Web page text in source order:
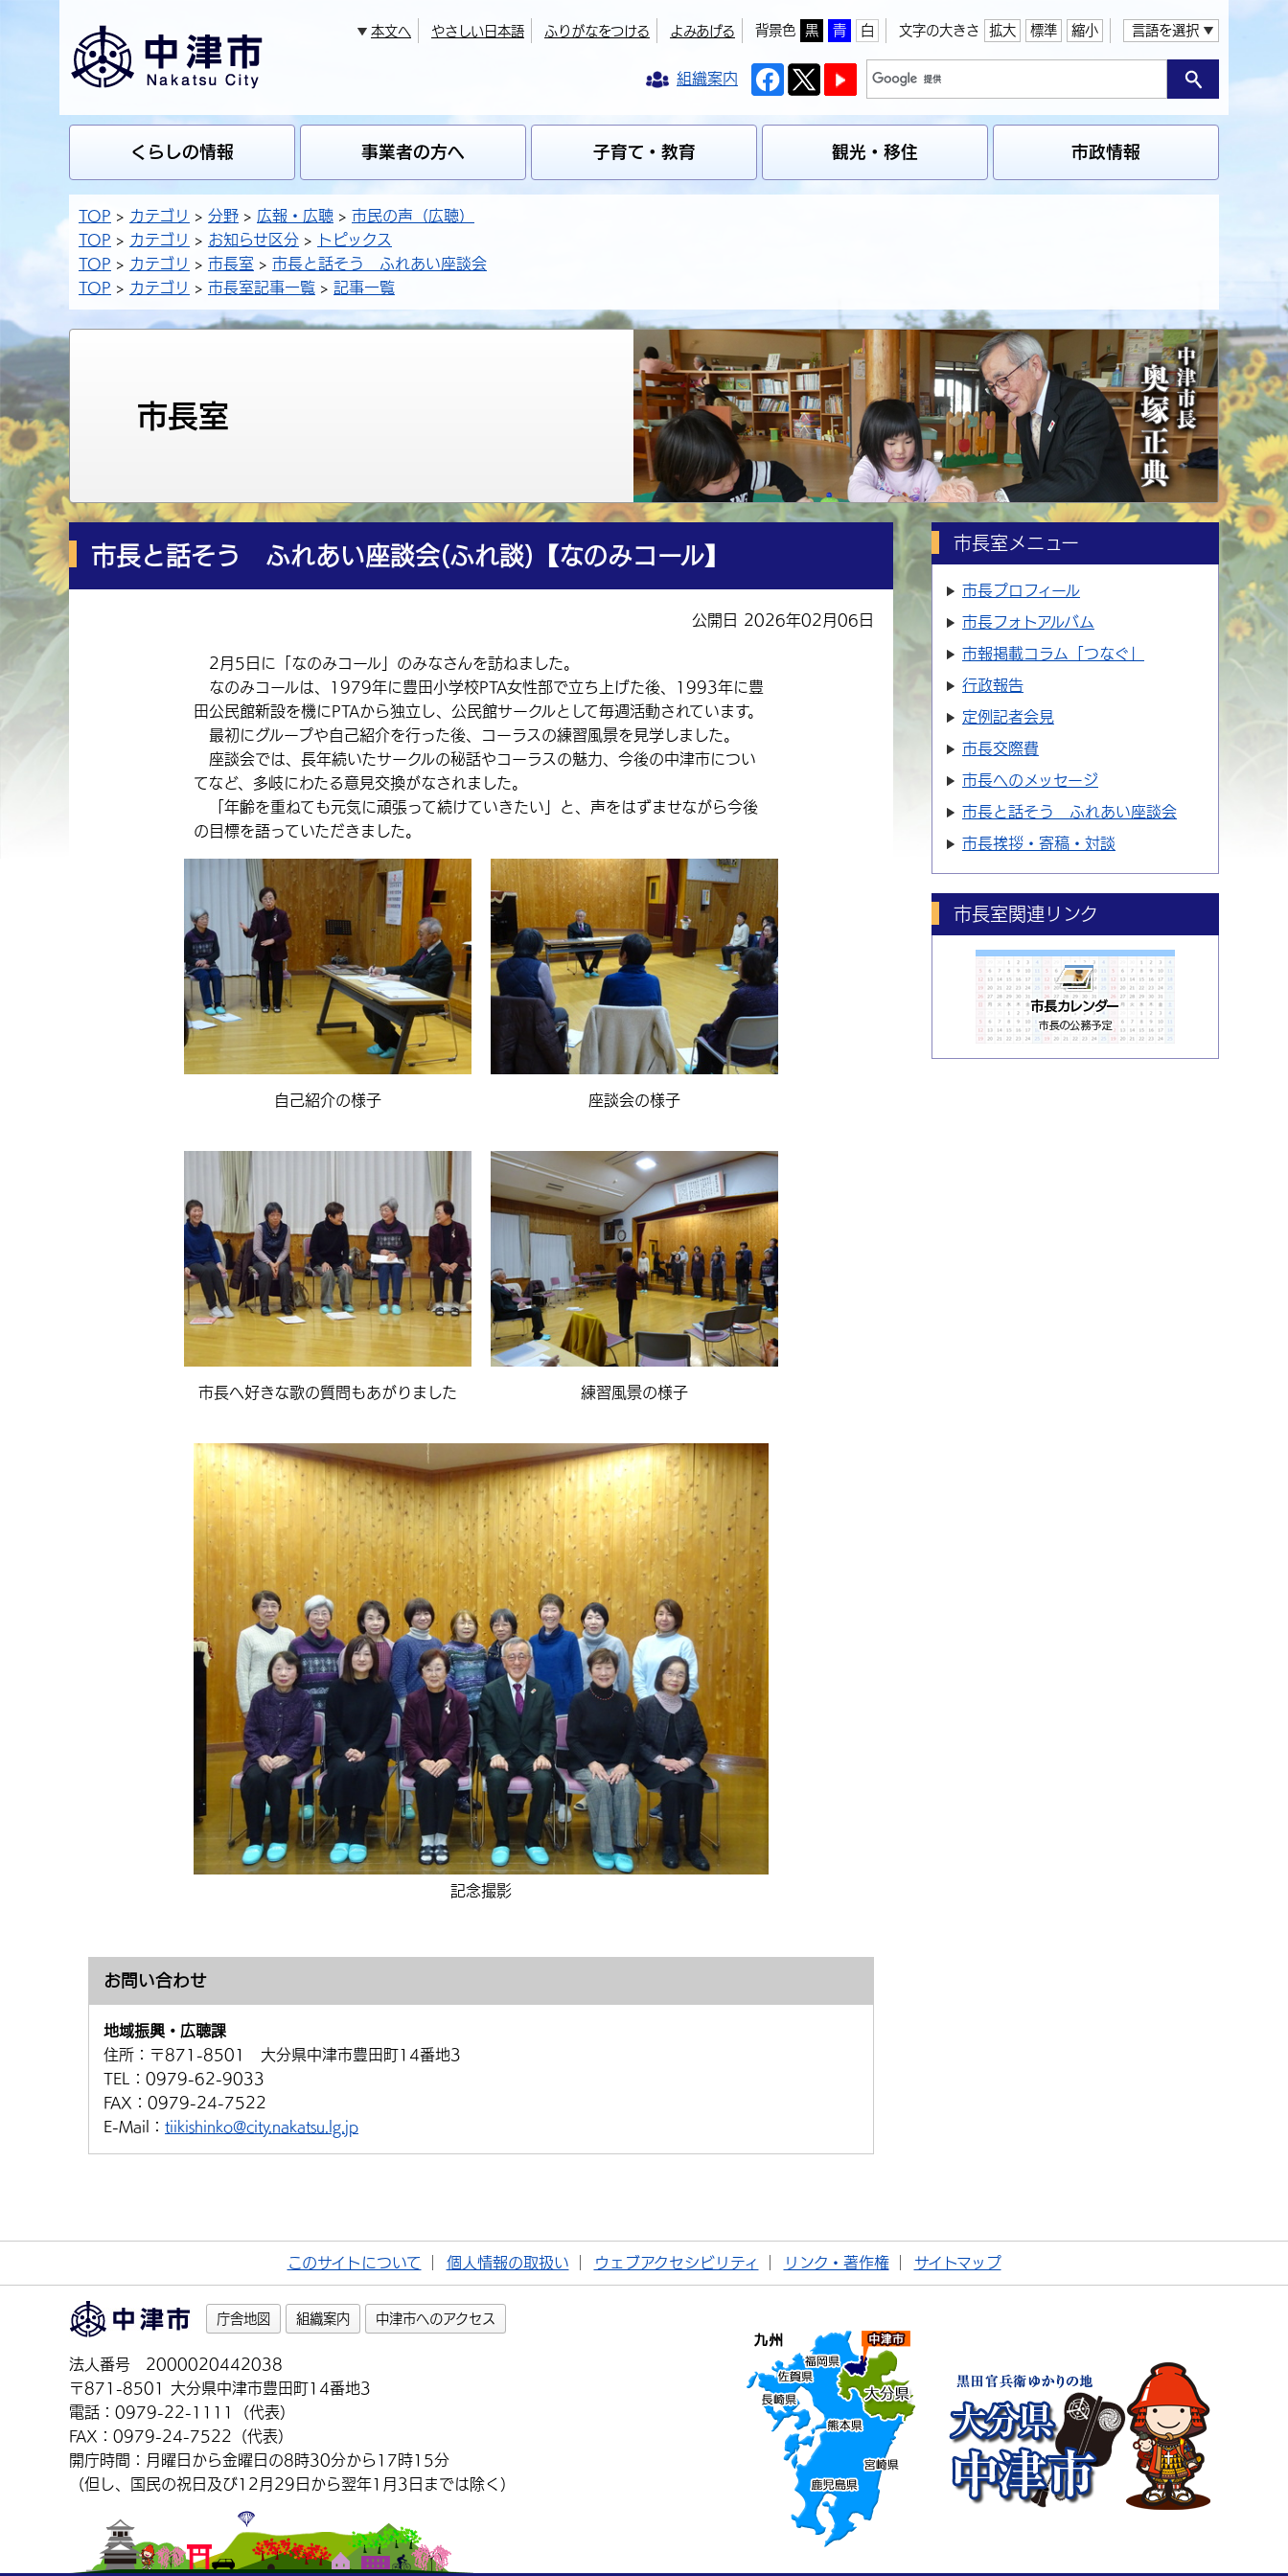
本文へ やさしい日本語 ふりがなをつける よみあげる 背景色 黒 青 白 文字の大きさ 拡大 標準 縮小 言語を選択
組織案内
くらしの情報 事業者の方へ 子育て・教育 観光・移住 市政情報
TOP カテゴリ 分野 広報・広聴
市民の声（広聴）
TOP
カテゴリ お知らせ区分
トピックス
TOP
カテゴリ 市長室
市長と話そう ふれあい座談会
TOP
カテゴリ 市長室記事一覧 記事一覧
市長室
市長と話そう ふれあい座談会(ふれ談)【なのみコール】
公開日 2026年02月06日
2月5日に「なのみコール」のみなさんを訪ねました。
なのみコールは、1979年に豊田小学校PTA女性部で立ち上げた後、1993年に豊
田公民館新設を機に PTAから独立し、公民館サークルとして毎週活動されています。
最初にグループや自己紹介を行った後、コーラスの練習風景を見学しま した。
座談会では、長年続いたサークルの秘話やコーラスの魅力、今後の中津市につい
てなど、多岐にわたる意見交換がなされました。
「年齢を重ねても元気に頑張って続けていきたい」と、声をはずませながら今後
の目標を語っていただきました。
自己紹介の様子 座談会の様子
市長へ好きな歌の質問もあがりました 練習風景の様子
記念撮影
お問い合わせ
地域振興・広聴課
住所： 〒871-8501 大分県中津市豊田町14番地3
TEL： 0979-62-9033
FAX： 0979-24-7522
E-Mail： tiikishinko@city.nakatsu.lg.jp
市長室メニュー
市長プロフィール
市長フォトアルバム
市報掲載コラム「つなぐ」
行政報告
定例記者会見
市長交際費
市長へのメッセージ
市長と話そう ふれあい座談会
市長挨拶・寄稿・対談
市長室関連リンク
このサイトについて 個人情報の取扱い ウェブアクセシビリティ リンク・著作権 サイトマップ
庁舎地図 組織案内 中津市へのアクセス
法人番号 2000020442038
〒871-8501 大分県中津市豊田町14番地3
電話：0979-22-1111（代表）
FAX：0979-24-7522（代表）
開庁時間：月曜日から金曜日の8時30分から17時15分
（但し、国民の祝日及び12月29日から翌年1月3日までは除く）